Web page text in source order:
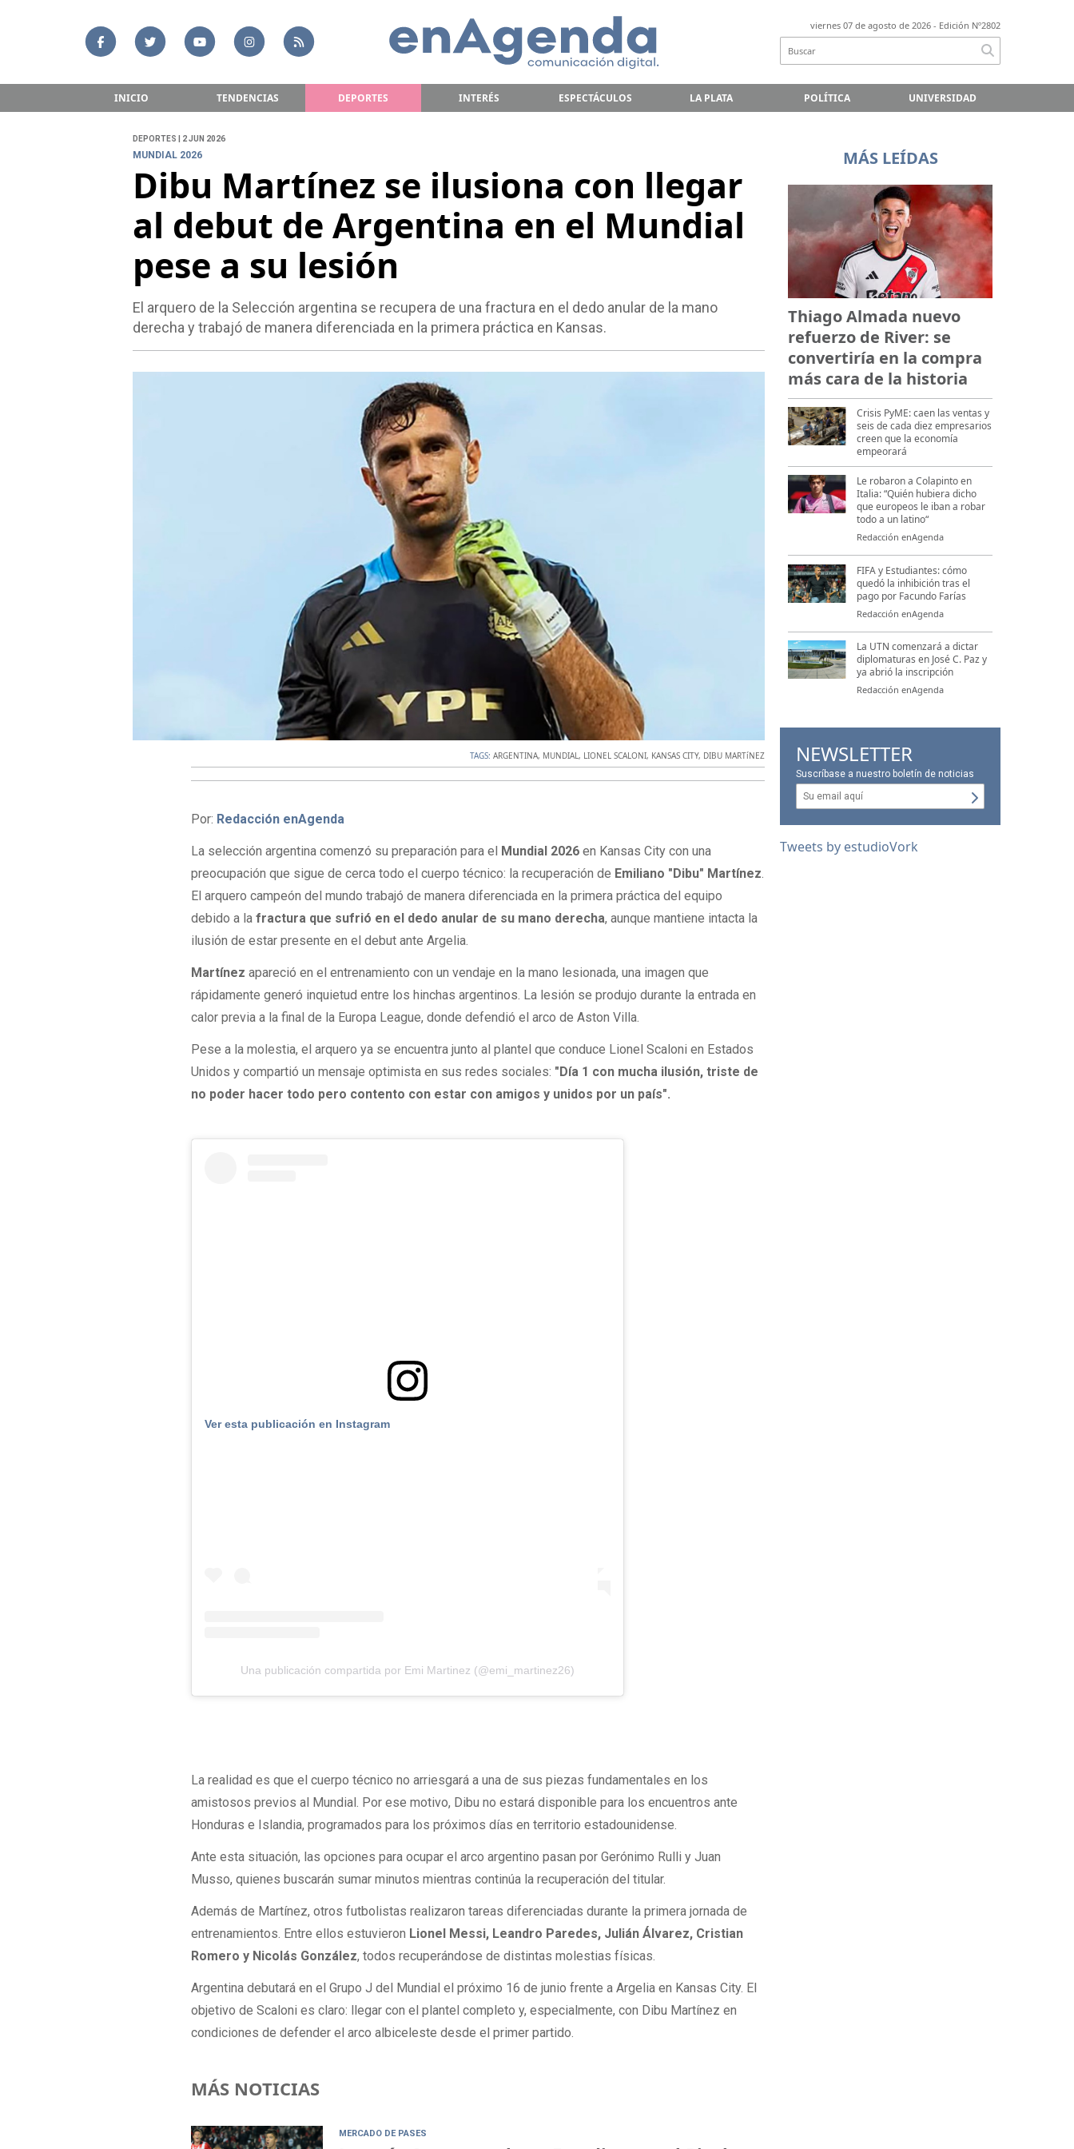
viernes 07 de agosto de 2026 - Edición Nº2802
INICIO TENDENCIAS DEPORTES INTERÉS ESPECTÁCULOS LA PLATA POLÍTICA UNIVERSIDAD
DEPORTES | 2 JUN 2026
MUNDIAL 2026
Dibu Martínez se ilusiona con llegar
al debut de Argentina en el Mundial
pese a su lesión
El arquero de la Selección argentina se recupera de una fractura en el dedo anular de la mano
derecha y trabajó de manera diferenciada en la primera práctica en Kansas.
TAGS:ARGENTINA, MUNDIAL, LIONEL SCALONI, KANSAS CITY, DIBU MARTíNEZ
Por: Redacción enAgenda
La selección argentina comenzó su preparación para el Mundial 2026 en Kansas City con una
preocupación que sigue de cerca todo el cuerpo técnico: la recuperación de Emiliano "Dibu" Martínez.
El arquero campeón del mundo trabajó de manera diferenciada en la primera práctica del equipo
debido a la fractura que sufrió en el dedo anular de su mano derecha, aunque mantiene intacta la
ilusión de estar presente en el debut ante Argelia.
Martínezapareció en el entrenamiento con un vendaje en la mano lesionada, una imagen que
rápidamente generó inquietud entre los hinchas argentinos. La lesión se produjo durante la entrada en
calor previa a la final de la Europa League, donde defendió el arco de Aston Villa.
Pese a la molestia, el arquero ya se encuentra junto al plantel que conduce Lionel Scaloni en Estados
Unidos y compartió un mensaje optimista en sus redes sociales: "Día 1 con mucha ilusión, triste de
no poder hacer todo pero contento con estar con amigos y unidos por un país".
Ver esta publicación en Instagram
Una publicación compartida por Emi Martinez (@emi_martinez26)
La realidad es que el cuerpo técnico no arriesgará a una de sus piezas fundamentales en los
amistosos previos al Mundial. Por ese motivo, Dibu no estará disponible para los encuentros ante
Honduras e Islandia, programados para los próximos días en territorio estadounidense.
Ante esta situación, las opciones para ocupar el arco argentino pasan por Gerónimo Rulli y Juan
Musso, quienes buscarán sumar minutos mientras continúa la recuperación del titular.
Además de Martínez, otros futbolistas realizaron tareas diferenciadas durante la primera jornada de
entrenamientos. Entre ellos estuvieron Lionel Messi, Leandro Paredes, Julián Álvarez, Cristian
Romero y Nicolás González, todos recuperándose de distintas molestias físicas.
Argentina debutará en el Grupo J del Mundial el próximo 16 de junio frente a Argelia en Kansas City. El
objetivo de Scaloni es claro: llegar con el plantel completo y, especialmente, con Dibu Martínez en
condiciones de defender el arco albiceleste desde el primer partido.
MÁS NOTICIAS
MERCADO DE PASES
MÁS LEÍDAS
Thiago Almada nuevo
refuerzo de River: se
convertiría en la compra
más cara de la historia
Crisis PyME: caen las ventas y
seis de cada diez empresarios
creen que la economía
empeorará
Le robaron a Colapinto en
Italia: “Quién hubiera dicho
que europeos le iban a robar
todo a un latino“
Redacción enAgenda
FIFA y Estudiantes: cómo
quedó la inhibición tras el
pago por Facundo Farías
Redacción enAgenda
La UTN comenzará a dictar
diplomaturas en José C. Paz y
ya abrió la inscripción
Redacción enAgenda
NEWSLETTER
Suscríbase a nuestro boletín de noticias
Tweets by estudioVork